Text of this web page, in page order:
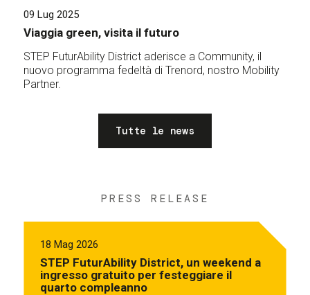
09 Lug 2025
Viaggia green, visita il futuro
STEP FuturAbility District aderisce a Community, il
nuovo programma fedeltà di Trenord, nostro Mobility
Partner.
Tutte le news
PRESS RELEASE
18 Mag 2026
STEP FuturAbility District, un weekend a
ingresso gratuito per festeggiare il
quarto compleanno